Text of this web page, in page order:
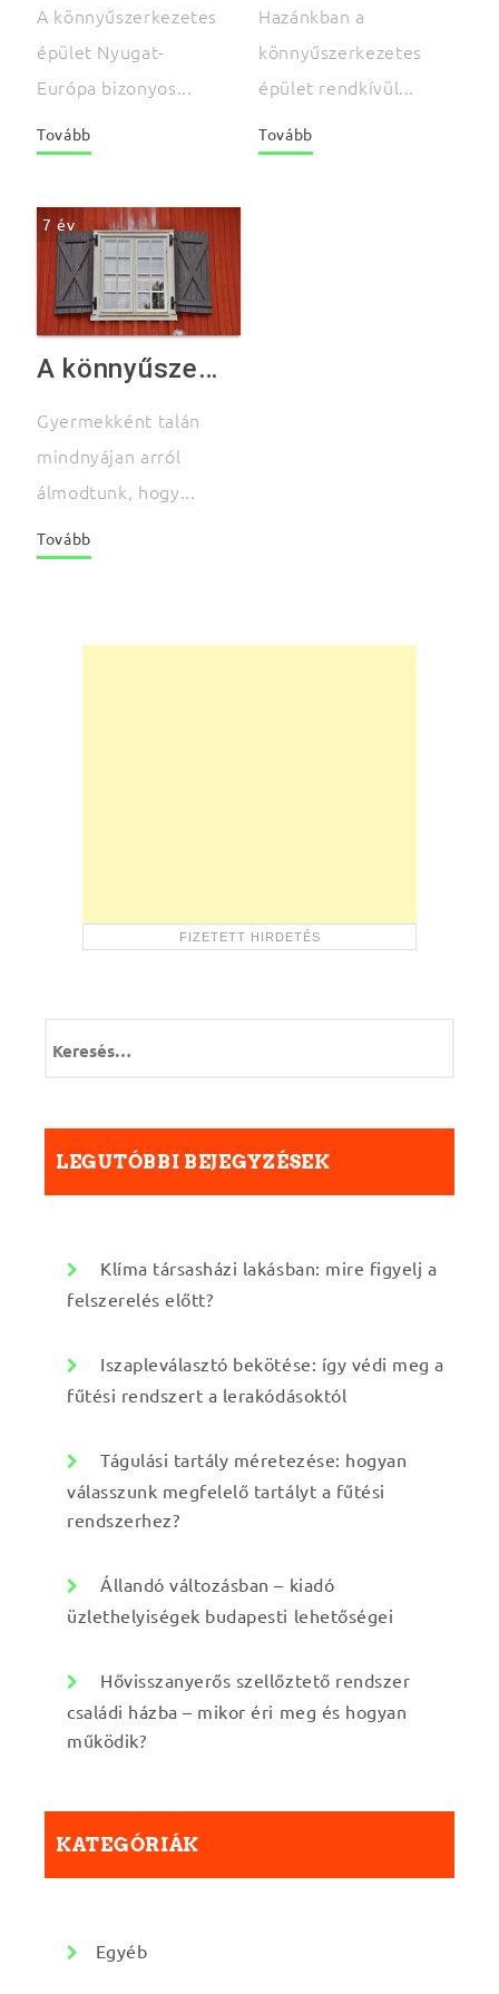
A könnyűszerkezetes
épület Nyugat-
Európa bizonyos...
Tovább
Hazánkban a
könnyűszerkezetes
épület rendkívül...
Tovább
7 év
A könnyűszerkezetes épületről néhány szóban
Gyermekként talán
mindnyájan arról
álmodtunk, hogy...
Tovább
e
LEGUTÓBBI BEJEGYZÉSEK
Klíma társasházi lakásban: mire figyelj a
felszerelés előtt?
Iszapleválasztó bekötése: így védi meg a
fűtési rendszert a lerakódásoktól
Tágulási tartály méretezése: hogyan
válasszunk megfelelő tartályt a fűtési
rendszerhez?
Állandó változásban – kiadó
üzlethelyiségek budapesti lehetőségei
Hővisszanyerős szellőztető rendszer
családi házba – mikor éri meg és hogyan
működik?
KATEGÓRIÁK
Egyéb